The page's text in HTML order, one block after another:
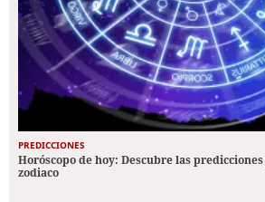
PREDICCIONES
Horóscopo de hoy: Descubre las
zodiaco